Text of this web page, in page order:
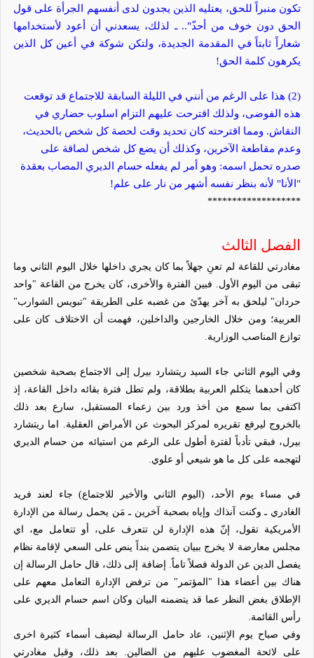
تكون منبراً للحق، يعتليه الذين يجدون لدى أنفسهم الجرأة على قول
الحق دون خوف من أحدّ".. ـ لذلك، يسعدني أن أعود لأستخدامها
شعاراً ثابتاً في المقدمة الجديدة، ولتكن شوكة في أعين كل الذين
يكرهون كلمة الحق!
(2) هذا على الرغم من أنني في الليلة السابقة للاجتماع قد توقعت
هذه الفوضى، ولذلك اقترحت عليهم التزام اسلوب حضاري في
النقاش. ومما اقترحته كان تحديد وقت لحصة كل شخص بالحديث،
وعدم مقاطعة الآخرين، وكذلك أن يضع كل شخص لصاقة على
صدره تحمل اسمه: وهو أمر لم يفعله حسام الديري المصاب بعقدة
"الأنا" لأنه بنظر نفسه أشهر من نار على علم!
*******************
الفصل الثالث
مغادرتي للقاعة لم تعنِ جهلاً بما كان يجري داخلها خلال اليوم الثاني وما
تبقى من اليوم الأول. فبين الفترة والأخرى، كان يخرج من القاعة "واحد
حردان" ليلحق به آخر يهدّئ من غضبه على الطريقة "تبويس الشوارب"
العربية؛ ومن خلال الخارجين والداخلين، فهمت أن الاختلاف كان على
توازع المناصب الوزارية.
وفي اليوم الثاني جاء السيد ريتشارد بيرل إلى الاجتماع بصحبة شخصين
كان أحدهما يتكلم العربية بطلاقة، ولم تطل فترة بقائه داخل القاعة، إذ
اكتفى بما سمع من أخذ ورد بين زعماء المستقبل، سارع بعد ذلك
بالخروج ليرفع تقريره لمركز البحوث عن الأمراض العقلية. اما ريتشارد
بيرل، فبقي تأدباً لفترة أطول على الرغم من استيائه من حسام الديري
لتهجمه على كل ما هو شيعي أو علوي.
في مساء يوم الأحد، (اليوم الثاني والأخير للاجتماع) جاء لعند فريد
الغادري ـ وكنت آنذاك وإياه بصحبة آخرين ـ مَن يحمل رسالة من الإدارة
الأمريكية تقول، إنّ هذه الإدارة لن تتعرف على، أو تتعامل مع، اي
مجلس معارضة لا يخرج ببيان يتضمن بنداً ينص على السعي لإقامة نظام
يفصل الدين عن الدولة فصلاً تاماً. إضافة إلى ذلك، قال حامل الرسالة إن
هناك بين أعضاء هذا "المؤتمر" من ترفض الإدارة التعامل معهم على
الإطلاق بغض النظر عما قد يتضمنه البيان وكان اسم حسام الديري على
رأس القائمة.
وفي صباح يوم الإثنين، عاد حامل الرسالة ليضيف أسماء كثيرة اخرى
على لائحة المغضوب عليهم من الضالين. بعد ذلك، وقبل مغادرتي